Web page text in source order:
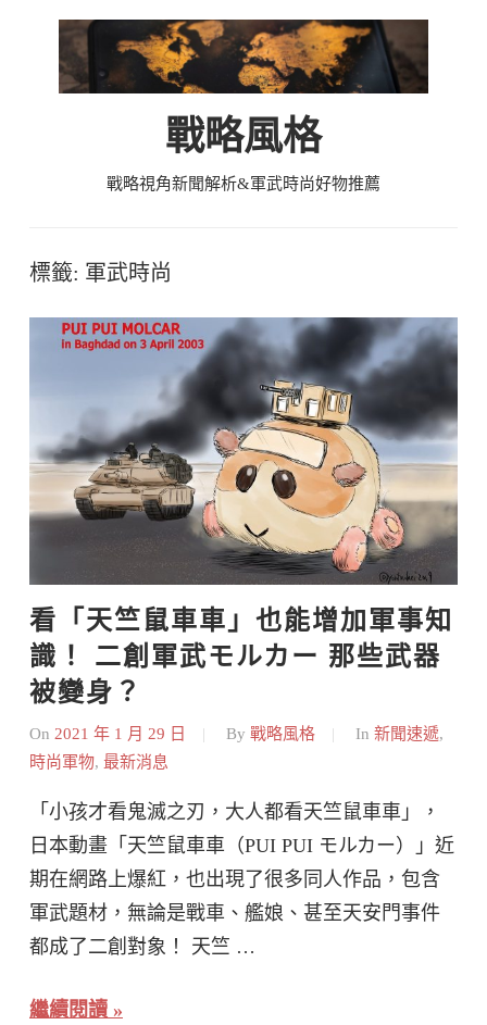
戰略風格
戰略視角新聞解析&軍武時尚好物推薦
標籤: 軍武時尚
看「天竺鼠車車」也能增加軍事知
識！ 二創軍武モルカー 那些武器
被變身？
On 2021 年 1 月 29 日 By 戰略風格 In 新聞速遞,
時尚軍物, 最新消息
「小孩才看鬼滅之刃，大人都看天竺鼠車車」，
日本動畫「天竺鼠車車（PUI PUI モルカー）」近
期在網路上爆紅，也出現了很多同人作品，包含
軍武題材，無論是戰車、艦娘、甚至天安門事件
都成了二創對象！ 天竺 …
繼續閱讀